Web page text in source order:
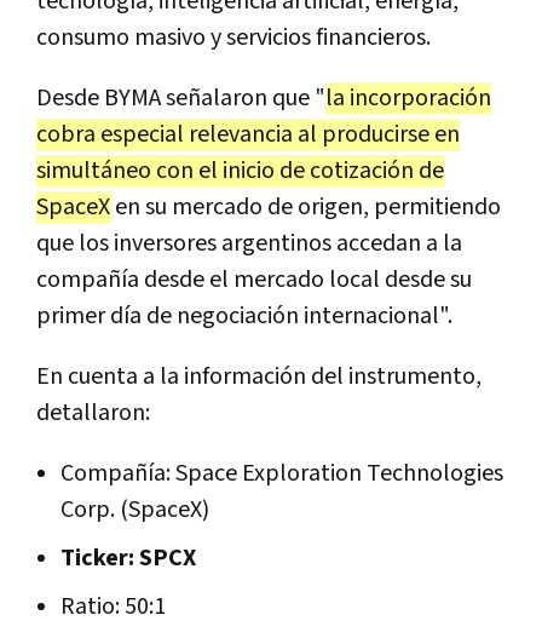
consumo masivo y servicios financieros.
Desde BYMA señalaron que "la incorporación
cobra especial relevancia al producirse en
simultáneo con el inicio de cotización de
SpaceXen su mercado de origen, permitiendo
que los inversores argentinos accedan a la
compañía desde el mercado local desde su
primer día de negociación internacional".
En cuenta a la información del instrumento,
detallaron:
Compañía: Space Exploration Technologies
Corp. (SpaceX)
Ticker: SPCX
Ratio: 50:1